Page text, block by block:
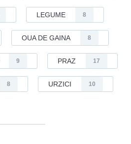
LEGUME 8
OUA DE GAINA 8
9 PRAZ 17
8 URZICI 10